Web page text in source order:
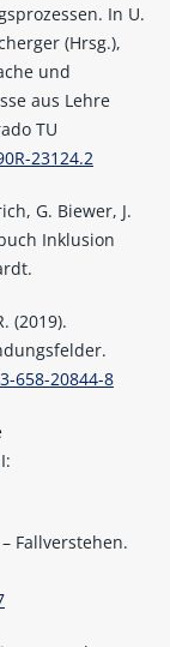
In U.
(Hrsg.),
und
aus Lehre
TU
23124.2
G. Biewer, J.
Inklusion
(2019).
658-20844-8
Fallverstehen.